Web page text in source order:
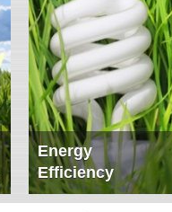
Energy
Efficiency
We evaluate the